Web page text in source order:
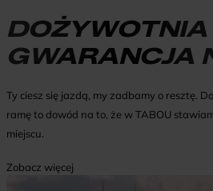
DOŻYWOTNIA
GWARANCJA
Ty ciesz się jazdą, my zadbamy o resztę.
ramę to dowód na to, że w TABOU
miejscu.
Zobacz więcej